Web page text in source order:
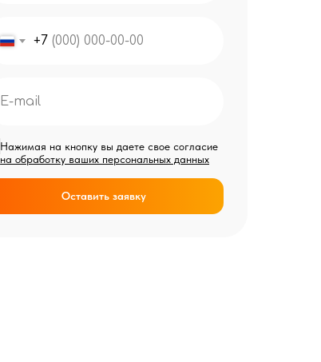
+7
Нажимая на кнопку вы даете свое согласие
на обработку ваших персональных данных
Оставить заявку